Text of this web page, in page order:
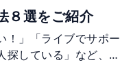
８選をご紹介
！」「ライブでサポー
探している」など、楽
と思います。しか